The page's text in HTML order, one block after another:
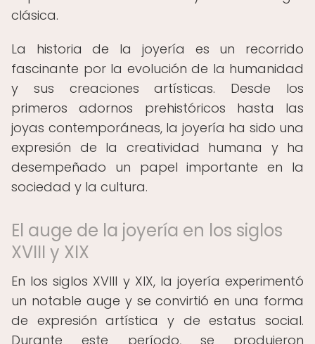
clásica.
La historia de la joyería es un recorrido
fascinante por la evolución de la humanidad
y sus creaciones artísticas. Desde los
primeros adornos prehistóricos hasta las
joyas contemporáneas, la joyería ha sido una
expresión de la creatividad humana y ha
desempeñado un papel importante en la
sociedad y la cultura.
El auge de la joyería en los siglos
XVIII y XIX
En los siglos XVIII y XIX, la joyería experimentó
un notable auge y se convirtió en una forma
de expresión artística y de estatus social.
Durante este período, se produjeron